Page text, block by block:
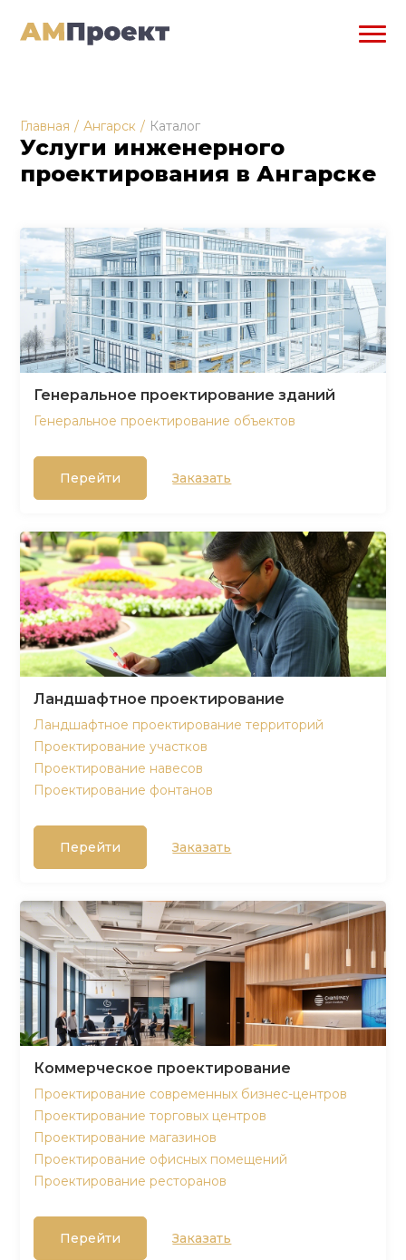
Главная / Ангарск / Каталог
Услуги инженерного
проектирования в Ангарске
Генеральное проектирование зданий
Генеральное проектирование объектов
Перейти Заказать
Ландшафтное проектирование
Ландшафтное проектирование территорий
Проектирование участков
Проектирование навесов
Проектирование фонтанов
Перейти Заказать
Коммерческое проектирование
Проектирование современных бизнес-центров
Проектирование торговых центров
Проектирование магазинов
Проектирование офисных помещений
Проектирование ресторанов
Перейти Заказать